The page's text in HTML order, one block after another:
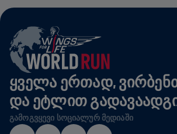
ᲧᲕᲔᲚᲐ ᲔᲠᲗᲐᲓ,
ᲓᲐ ᲔᲢᲚᲘᲗ
ᲒᲐᲛᲝᲒᲕᲧᲔᲕᲘ ᲡᲝᲪᲘᲐᲚᲣᲠ ᲛᲔᲓᲘᲐᲨᲘ